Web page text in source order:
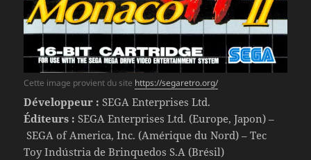
Cette image provient du site https://segaretro.org/
Développeur : SEGA Enterprises Ltd.
Éditeurs : SEGA Enterprises Ltd. (Europe, Japon) –
SEGA of America, Inc. (Amérique du Nord) – Tec
Toy Indústria de Brinquedos S.A (Brésil)